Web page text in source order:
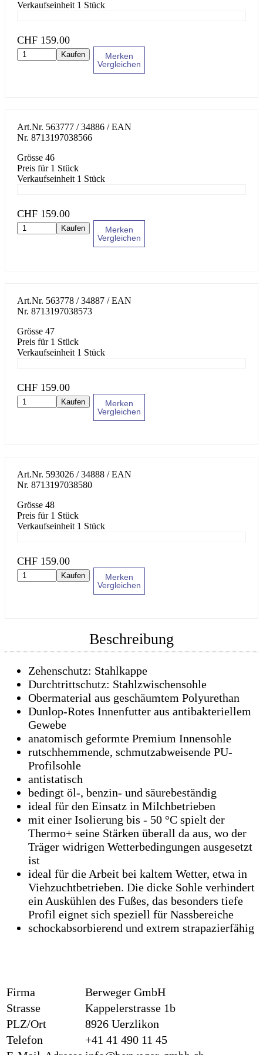
Verkaufseinheit 1 Stück
CHF 159.00
Kaufen
Merken
Vergleichen
Art.Nr. 563777 / 34886 / EAN
Nr. 8713197038566
Grösse 46
Preis für 1 Stück
Verkaufseinheit 1 Stück
CHF 159.00
Kaufen
Merken
Vergleichen
Art.Nr. 563778 / 34887 / EAN
Nr. 8713197038573
Grösse 47
Preis für 1 Stück
Verkaufseinheit 1 Stück
CHF 159.00
Kaufen
Merken
Vergleichen
Art.Nr. 593026 / 34888 / EAN
Nr. 8713197038580
Grösse 48
Preis für 1 Stück
Verkaufseinheit 1 Stück
CHF 159.00
Kaufen
Merken
Vergleichen
Beschreibung
Zehenschutz: Stahlkappe
Durchtrittschutz: Stahlzwischensohle
Obermaterial aus geschäumtem Polyurethan
Dunlop-Rotes Innenfutter aus antibakteriellem
Gewebe
anatomisch geformte Premium Innensohle
rutschhemmende, schmutzabweisende PU-
Profilsohle
antistatisch
bedingt öl-, benzin- und säurebeständig
ideal für den Einsatz in Milchbetrieben
mit einer Isolierung bis - 50 °C spielt der
Thermo+ seine Stärken überall da aus, wo der
Träger widrigen Wetterbedingungen ausgesetzt
ist
ideal für die Arbeit bei kaltem Wetter, etwa in
Viehzuchtbetrieben. Die dicke Sohle verhindert
ein Auskühlen des Fußes, das besonders tiefe
Profil eignet sich speziell für Nassbereiche
schockabsorbierend und extrem strapazierfähig
Firma
Berweger GmbH
Strasse
Kappelerstrasse 1b
PLZ/Ort
8926 Uerzlikon
Telefon
+41 41 490 11 45